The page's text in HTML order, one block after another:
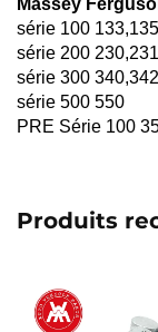
Massey
série 100
série 200
série 300
série 500 550
PRE Série 100
Produits